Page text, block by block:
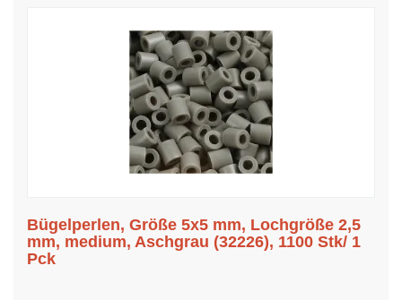
Bügelperlen, Größe 5x5 mm, Lochgröße 2,5
mm, medium, Aschgrau (32226), 1100 Stk/ 1
Pck